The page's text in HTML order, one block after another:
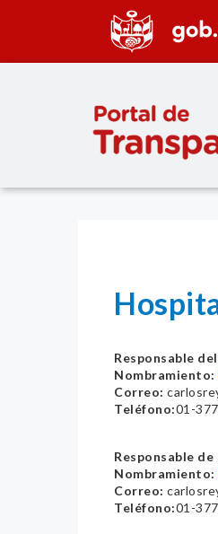
Responsable
Nombramiento:
Correo:
Teléfono:01-
Responsable
Nombramiento:
Correo:
Teléfono:01-